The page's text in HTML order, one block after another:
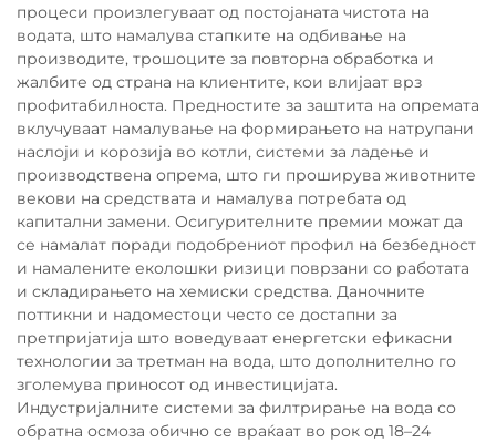
процеси произлегуваат од постојаната чистота на
водата, што намалува стапките на одбивање на
производите, трошоците за повторна обработка и
жалбите од страна на клиентите, кои влијаат врз
профитабилноста. Предностите за заштита на опремата
вклучуваат намалување на формирањето на натрупани
наслоји и корозија во котли, системи за ладење и
производствена опрема, што ги проширува животните
векови на средствата и намалува потребата од
капитални замени. Осигурителните премии можат да
се намалат поради подобрениот профил на безбедност
и намалените еколошки ризици поврзани со работата
и складирањето на хемиски средства. Даночните
поттикни и надоместоци често се достапни за
претпријатија што воведуваат енергетски ефикасни
технологии за третман на вода, што дополнително го
зголемува приносот од инвестицијата.
Индустријалните системи за филтрирање на вода со
обратна осмоза обично се враќаат во рок од 18–24